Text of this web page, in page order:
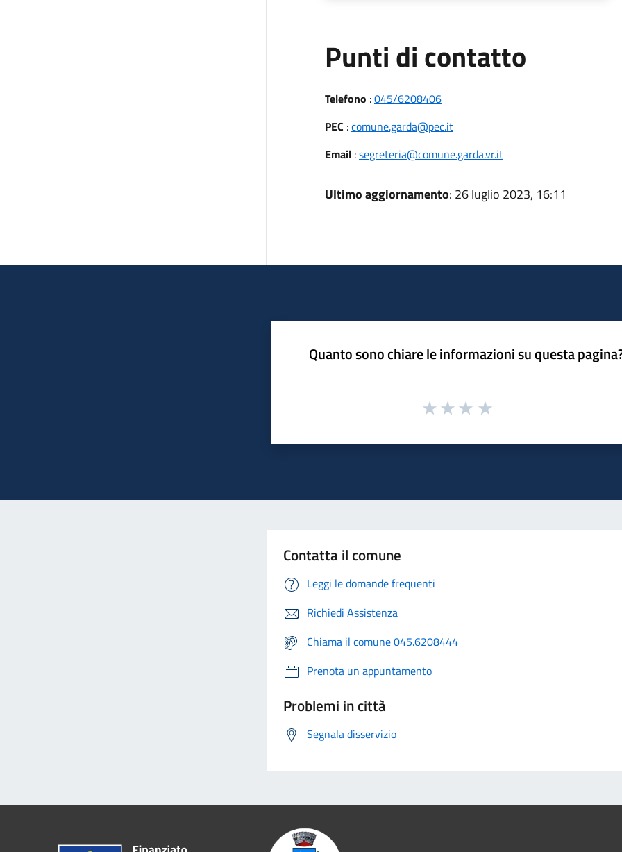
Punti di contatto
Telefono :045/6208406
PEC :comune.garda@pec.it
Email:segreteria@comune.garda.vr.it
Ultimo aggiornamento: 26 luglio 2023, 16:11
Quanto sono chiare le informazioni su questa
Contatta il comune
Leggi le domande frequenti
Richiedi Assistenza
Chiama il comune 045.6208444
Prenota un appuntamento
Problemi in città
Segnala disservizio